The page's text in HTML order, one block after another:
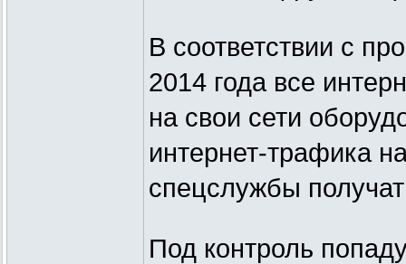
В соответствии с
2014 года все
на свои сети
интернет-трафика
спецслужбы
Под контроль